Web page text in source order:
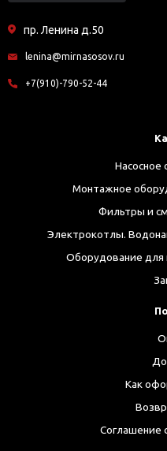
пр. Ленина д.50
lenina@mirnasosov.ru
+7(910)-790-52-44
Насосное
Монтажное
Фильтры и
Электрокотлы.
Оборудование для
Как
Соглашение